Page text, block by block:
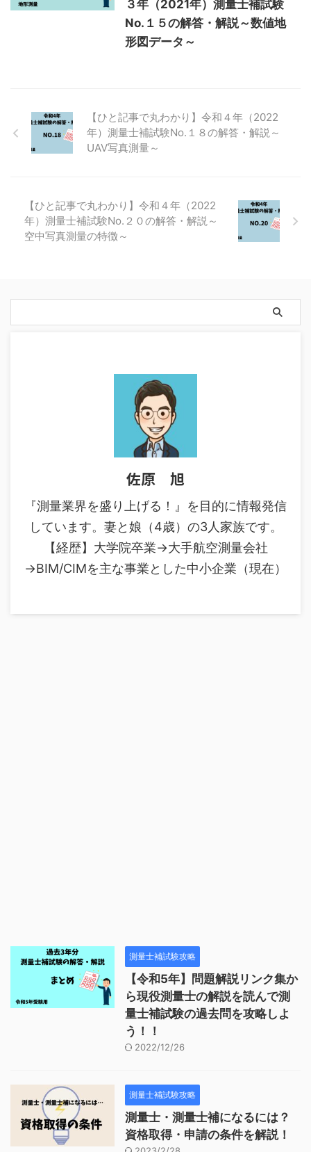
３年（2021年）測量士補試験
No.１５の解答・解説～数値地
形図データ～
【ひと記事で丸わかり】令和４年（2022
年）測量士補試験No.１８の解答・解説～
UAV写真測量～
【ひと記事で丸わかり】令和４年（2022
年）測量士補試験No.２０の解答・解説～
空中写真測量の特徴～
佐原 旭
『測量業界を盛り上げる！』を目的に情報発信
しています。妻と娘（4歳）の3人家族です。
【経歴】大学院卒業→大手航空測量会社
→BIM/CIMを主な事業とした中小企業（現在）
測量士補試験攻略
【令和5年】問題解説リンク集か
ら現役測量士の解説を読んで測
量士補試験の過去問を攻略しよ
う！！
2022/12/26
測量士補試験攻略
測量士・測量士補になるには？
資格取得・申請の条件を解説！